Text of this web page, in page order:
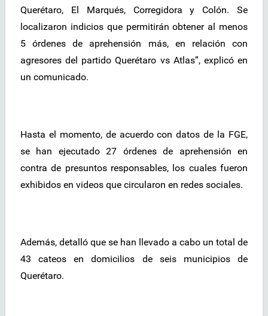
Querétaro, El Marqués, Corregidora y Colón. Se
localizaron indicios que permitirán obtener al menos
5 órdenes de aprehensión más, en relación con
agresores del partido Querétaro vs Atlas”, explicó en
un comunicado.
Hasta el momento, de acuerdo con datos de la FGE,
se han ejecutado 27 órdenes de aprehensión en
contra de presuntos responsables, los cuales fueron
exhibidos en videos que circularon en redes sociales.
Además, detalló que se han llevado a cabo un total de
43 cateos en domicilios de seis municipios de
Querétaro.